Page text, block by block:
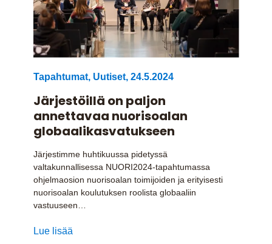
Tapahtumat, Uutiset, 24.5.2024
Järjestöillä on paljon
annettavaa nuorisoalan
globaalikasvatukseen
Järjestimme huhtikuussa pidetyssä
valtakunnallisessa NUORI2024-tapahtumassa
ohjelmaosion nuorisoalan toimijoiden ja erityisesti
nuorisoalan koulutuksen roolista globaaliin
vastuuseen…
Lue lisää